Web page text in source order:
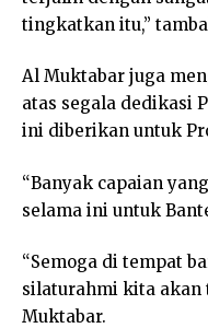
tingkatkan itu,”
Al Muktabar juga
atas segala dedikasi
ini diberikan untuk
“Banyak capaian
selama ini untuk
“Semoga di tempat
silaturahmi kita akan
Muktabar.